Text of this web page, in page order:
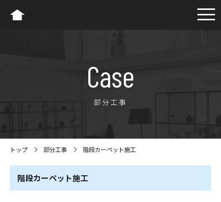
Case
部分工事
トップ 部分工事 階段カーペット施工
階段カーペット施工